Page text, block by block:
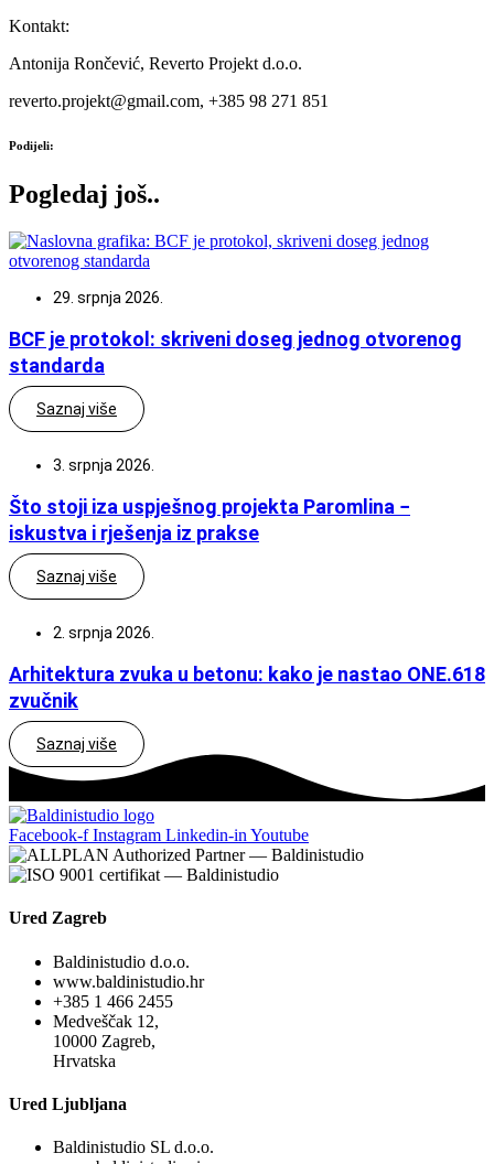
Kontakt:
Antonija Rončević, Reverto Projekt d.o.o.
reverto.projekt@gmail.com, +385 98 271 851
Podijeli:
Pogledaj još..
29. srpnja 2026.
BCF je protokol: skriveni doseg jednog otvorenog
standarda
Saznaj više
3. srpnja 2026.
Što stoji iza uspješnog projekta Paromlina −
iskustva i rješenja iz prakse
Saznaj više
2. srpnja 2026.
Arhitektura zvuka u betonu: kako je nastao ONE.618
zvučnik
Saznaj više
Facebook-f Instagram Linkedin-in Youtube
Ured Zagreb
Baldinistudio d.o.o.
www.baldinistudio.hr
+385 1 466 2455
Medveščak 12,
10000 Zagreb,
Hrvatska
Ured Ljubljana
Baldinistudio SL d.o.o.